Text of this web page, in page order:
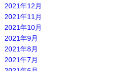
2021年12月
2021年11月
2021年10月
2021年9月
2021年8月
2021年7月